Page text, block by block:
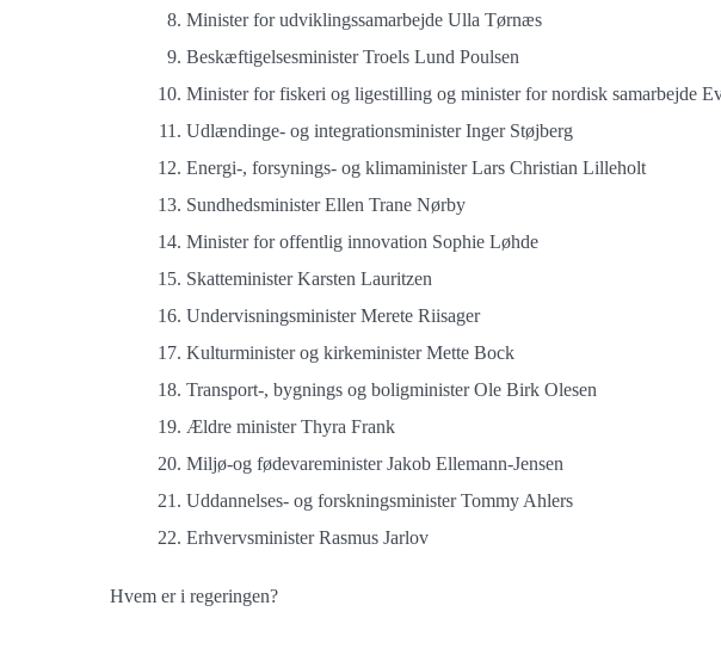
Minister for udviklingssamarbejde Ulla Tørnæs
Beskæftigelsesminister Troels Lund Poulsen
Minister for fiskeri og ligestilling og minister for nordisk samarbejde
Udlændinge- og integrationsminister Inger Støjberg
Energi-, forsynings- og klimaminister Lars Christian Lilleholt
Sundhedsminister Ellen Trane Nørby
Minister for offentlig innovation Sophie Løhde
Skatteminister Karsten Lauritzen
Undervisningsminister Merete Riisager
Kulturminister og kirkeminister Mette Bock
Transport-, bygnings og boligminister Ole Birk Olesen
Ældre minister Thyra Frank
Miljø-og fødevareminister Jakob Ellemann-Jensen
Uddannelses- og forskningsminister Tommy Ahlers
Erhvervsminister Rasmus Jarlov
Hvem er i regeringen?